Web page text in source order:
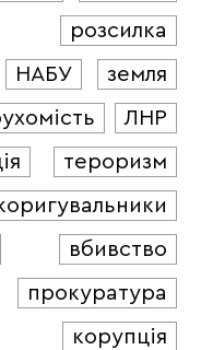
розсилка
НАБУ
земля
ЛНР
тероризм
вбивство
прокуратура
корупція